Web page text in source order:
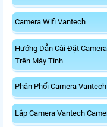
Camera Wifi Vantech
Hướng Dẫn Cài Đặt
Trên Máy Tính
Phân Phối Camera
Lắp Camera Vantech